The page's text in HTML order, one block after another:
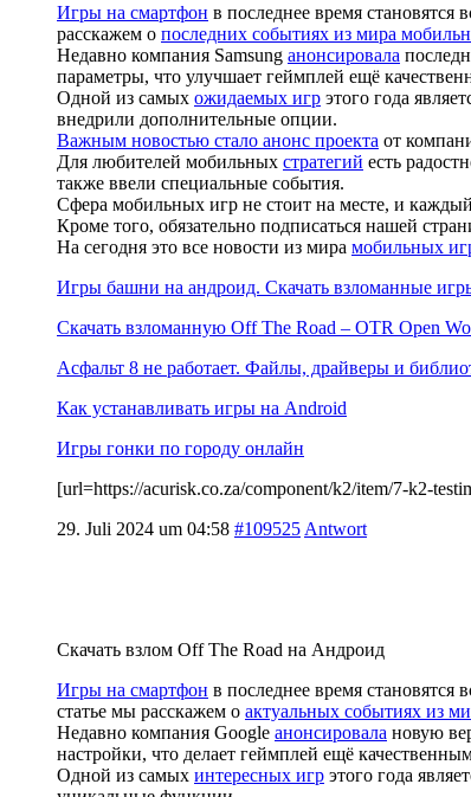
Игры на смартфон в последнее время
расскажем о последних событиях из мира
Недавно компания Samsung анонсировала
параметры, что улучшает геймплей ещё
Одной из самых ожидаемых игр этого года
внедрили дополнительные опции.
Важным новостью стало анонс проекта от
Для любителей мобильных стратегий есть
также ввели специальные события.
Сфера мобильных игр не стоит на месте, и
Кроме того, обязательно подписаться нашей
На сегодня это все новости из мира мобильных
Игры башни на андроид. Скачать взломанные
Скачать взломанную Off The Road – OTR Open
Асфальт 8 не работает. Файлы, драйверы и
Как устанавливать игры на Android
Игры гонки по городу онлайн
[url=https://acurisk.co.za/component/k2/item/7-k2-
29. Juli 2024 um 04:58 #109525 Antwort
Скачать взлом Off The Road на Андроид
Игры на смартфон в последнее время
статье мы расскажем о актуальных событиях из
Недавно компания Google анонсировала новую
настройки, что делает геймплей ещё
Одной из самых интересных игр этого года